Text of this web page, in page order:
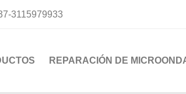
3115979933
REPARACIÓN DE